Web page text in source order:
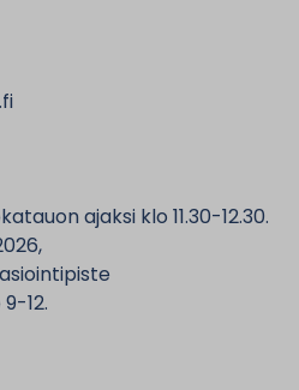
ajaksi klo 11.30-12.30.
12.